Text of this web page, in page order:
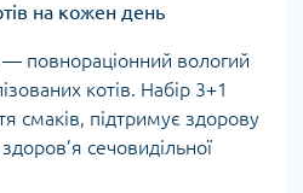
на кожен день
повнораціонний вологий
котів. Набір 3+1
смаків, підтримує здорову
сечовидільної